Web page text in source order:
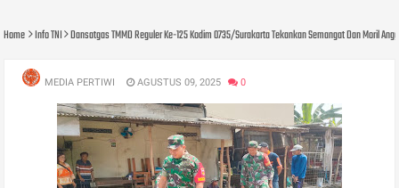
Home Info TNI Dansatgas TMMD Reguler Ke-125 Kodim 0735/Surakarta Tekankan Semangat Dan Moril
MEDIA PERTIWI AGUSTUS 09, 2025 0